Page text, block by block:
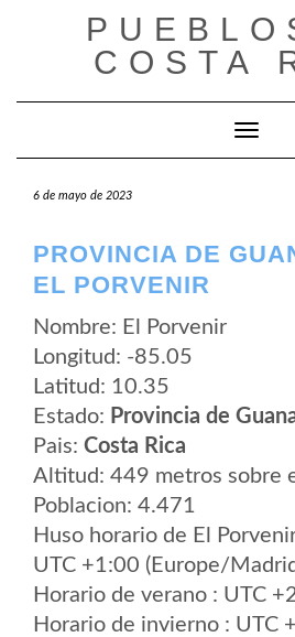
COSTA
6 de mayo de 2023
PROVINCIA DE
EL PORVENIR
Nombre: El Porvenir
Longitud: -85.05
Latitud: 10.35
Estado: Provincia de
Pais: Costa Rica
Altitud: 449 metros sobre
Poblacion: 4.471
Huso horario de El
UTC +1:00 (Europe/
Horario de verano : UTC
Horario de invierno : UTC